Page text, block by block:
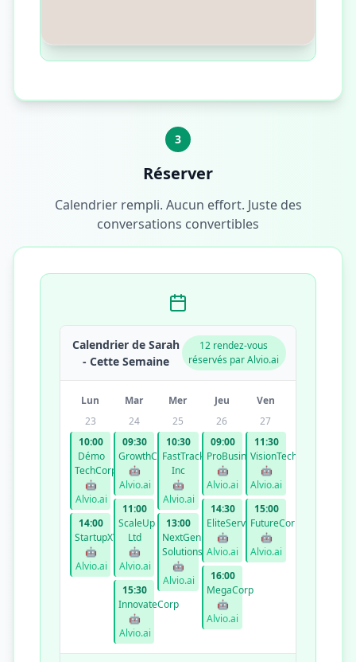
3
Réserver
Calendrier rempli. Aucun effort. Juste des
conversations convertibles
Calendrier de Sarah
- Cette Semaine
12 rendez-vous
réservés par Alvio.ai
Lun Mar Mer Jeu
Ven
23
10:00
Démo
TechCorp
🤖
Alvio.ai
14:00
StartupXYZ
🤖
Alvio.ai
24
09:30
GrowthCo
🤖
Alvio.ai
11:00
ScaleUp
Ltd
🤖
Alvio.ai
15:30
InnovateCorp
🤖
Alvio.ai
25
10:30
FastTrack
Inc
🤖
Alvio.ai
13:00
NextGen
Solutions
🤖
Alvio.ai
26
09:00
ProBusiness
🤖
Alvio.ai
14:30
EliteServices
🤖
Alvio.ai
16:00
MegaCorp
🤖
Alvio.ai
27
11:30
VisionTech
🤖
Alvio.ai
15:00
FutureCorp
🤖
Alvio.ai